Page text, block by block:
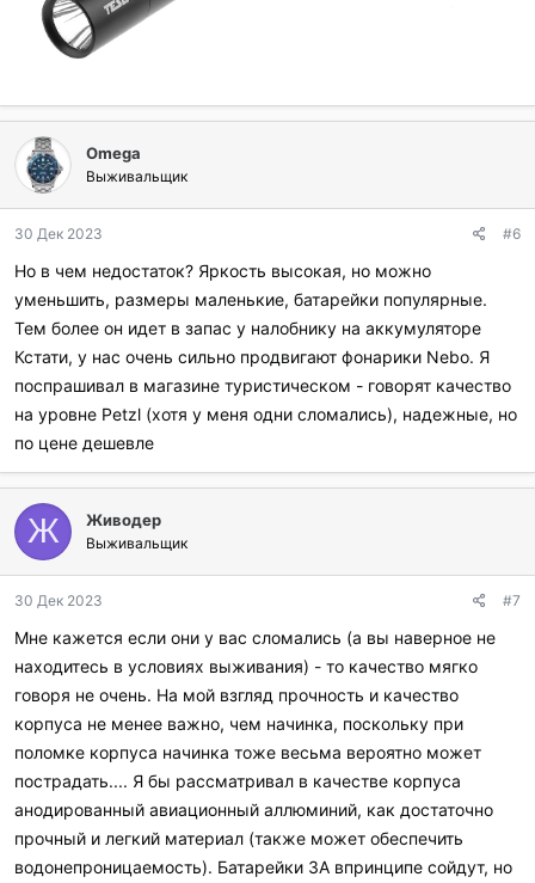
Omega
Выживальщик
30 Дек 2023 #6
Но в чем недостаток? Яркость высокая, но можно
уменьшить, размеры маленькие, батарейки популярные.
Тем более он идет в запас у налобнику на аккумуляторе
Кстати, у нас очень сильно продвигают фонарики Nebo. Я
поспрашивал в магазине туристическом - говорят качество
на уровне Petzl (хотя у меня одни сломались), надежные, но
по цене дешевле
Ж Живодер
Выживальщик
30 Дек 2023 #7
Мне кажется если они у вас сломались (а вы наверное не
находитесь в условиях выживания) - то качество мягко
говоря не очень. На мой взгляд прочность и качество
корпуса не менее важно, чем начинка, поскольку при
поломке корпуса начинка тоже весьма вероятно может
пострадать.... Я бы рассматривал в качестве корпуса
анодированный авиационный аллюминий, как достаточно
прочный и легкий материал (также может обеспечить
водонепроницаемость). Батарейки 3А впринципе сойдут, но